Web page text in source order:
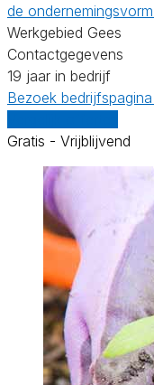
de
Werkgebied Gees
Contactgegevens
19 jaar in bedrijf
Bezoek bedrijfspagina
Gratis - Vrijblijvend